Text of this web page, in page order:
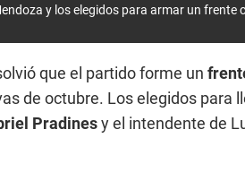
y los elegidos para armar un frente
que el partido forme un
de octubre. Los elegidos para
Pradinesy el intendente de